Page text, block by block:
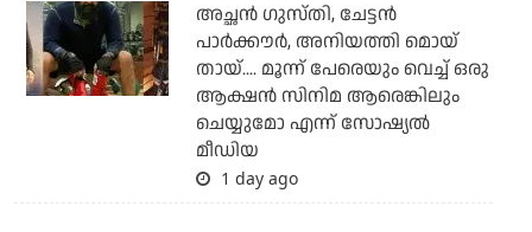
അച്ഛന്‍ ഗുസ്തി, ചേട്ടന്‍
പാര്‍ക്കൗര്‍, അനിയത്തി മൊയ്
തായ്.... മൂന്ന് പേരെയും വെച്ച് ഒരു
ആക്ഷന്‍ സിനിമ ആരെങ്കിലും
ചെയ്യുമോ എന്ന് സോഷ്യല്‍
മീഡിയ
1 day ago